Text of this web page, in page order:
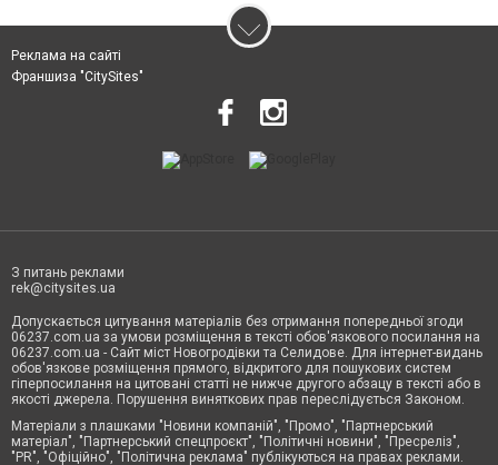
Реклама на сайті
Франшиза "CitySites"
З питань реклами
rek@citysites.ua
Допускається цитування матеріалів без отримання попередньої згоди
06237.com.ua за умови розміщення в тексті обов'язкового посилання на
06237.com.ua - Сайт міст Новогродівки та Селидове. Для інтернет-видань
обов'язкове розміщення прямого, відкритого для пошукових систем
гіперпосилання на цитовані статті не нижче другого абзацу в тексті або в
якості джерела. Порушення виняткових прав переслідується Законом.
Матеріали з плашками "Новини компаній", "Промо", "Партнерський
матеріал", "Партнерський спецпроєкт", "Політичні новини", "Пресреліз",
"PR", "Офіційно", "Політична реклама" публікуються на правах реклами.